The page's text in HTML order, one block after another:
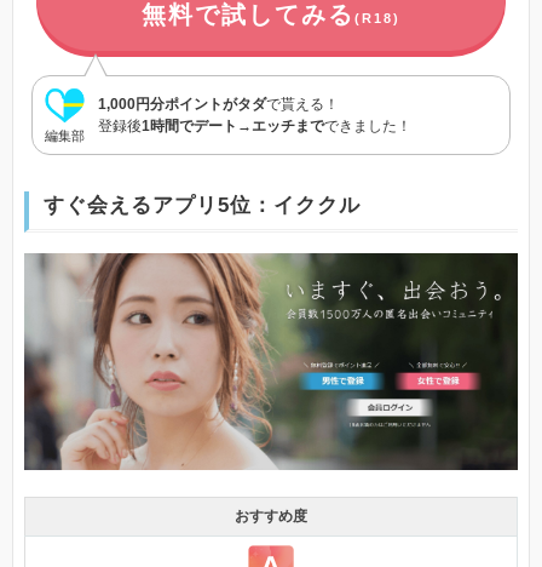
無料で試してみる (R18)
編集部
1,000円分ポイントがタダで貰える！
登録後1時間でデート→エッチまでできました！
すぐ会えるアプリ5位：イククル
おすすめ度